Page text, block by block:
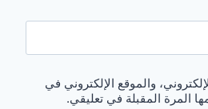
والموقع الإلكتروني في
المرة المقبلة في تعليقي.